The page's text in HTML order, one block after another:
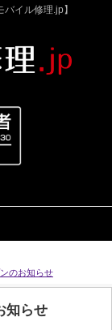
イル修理.jp】
のお知らせ
知らせ